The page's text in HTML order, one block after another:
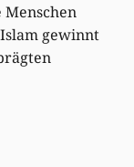
Menschen
gewinnt